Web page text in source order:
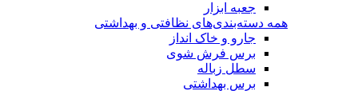
جعبه ابزار
همه دسته‌بندی‌های نظافتی و بهداشتی
جارو و خاک انداز
برس فرش شوی
سطل زباله
برس بهداشتی